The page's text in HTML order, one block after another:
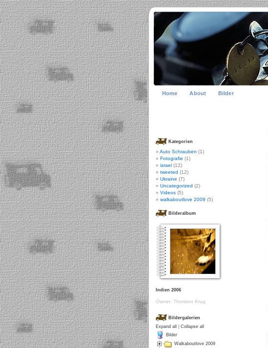
Home About Bilder
Kategorien
Auto Schrauben (1)
Fotografie (1)
israel (12)
tweeted (12)
Ukraine (7)
Uncategorized (2)
Videos (5)
walkaboutlove 2009 (5)
Bilderalbum
Indien 2006
Owner: Thorsten Krug
Bildergalerien
Expand all
Collapse all
Bilder
Walkaboutlove 2009